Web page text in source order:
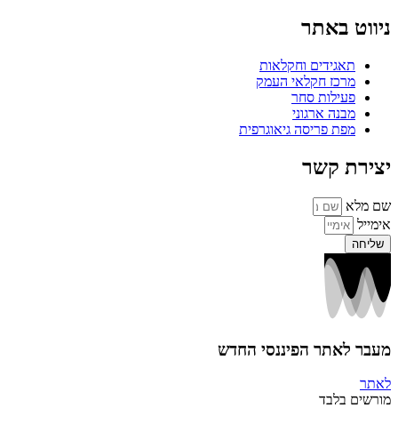
ניווט באתר
תאגידים וחקלאות
מרכז חקלאי העמק
פעילות סחר
מבנה ארגוני
מפת פריסה גיאוגרפית
יצירת קשר
שם מלא
אימייל
שליחה
מעבר לאתר הפיננסי החדש
לאתר
מורשים בלבד